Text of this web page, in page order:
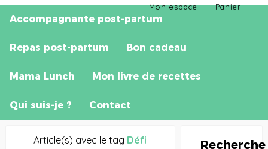
Accompagnante post-partum
Repas post-partum Bon cadeau
Mama Lunch Mon livre de recettes
Qui suis-je ? Contact
Mon espace Panier
Article(s) avec le tag Défi Recherche